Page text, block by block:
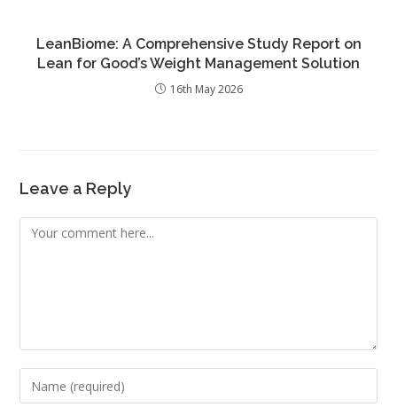
LeanBiome: A Comprehensive Study Report on
Lean for Good’s Weight Management Solution
16th May 2026
Leave a Reply